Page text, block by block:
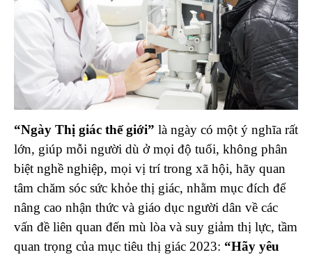
“Ngày Thị giác thế giới” là ngày có một ý nghĩa rất
lớn, giúp mỗi người dù ở mọi độ tuổi, không phân
biệt nghề nghiệp, mọi vị trí trong xã hội, hãy quan
tâm chăm sóc sức khỏe thị giác, nhằm mục đích để
nâng cao nhận thức và giáo dục người dân về các
vấn đề liên quan đến mù lòa và suy giảm thị lực, tầm
quan trọng của mục tiêu thị giác 2023: “Hãy yêu